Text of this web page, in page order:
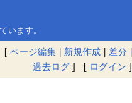
います。
ページ編集 | 新規作成 | 差分 |
過去ログ ] [ ログイン ]